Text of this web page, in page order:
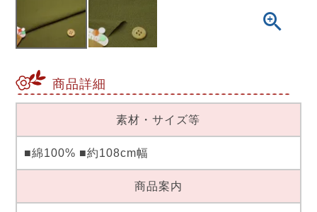
商品詳細
素材・サイズ等
■綿100% ■約108cm幅
商品案内